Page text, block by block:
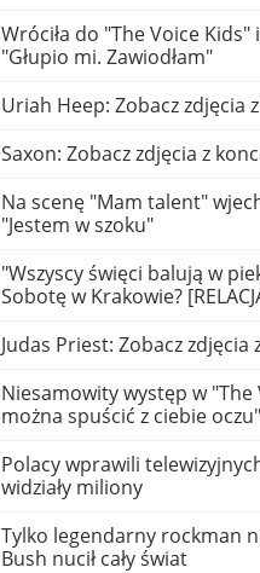
Wróciła do "The Voice Kids"
"Głupio mi. Zawiodłam"
Uriah Heep: Zobacz zdjęcia
Saxon: Zobacz zdjęcia z
Na scenę "Mam talent"
"Jestem w szoku"
"Wszyscy święci balują w
Sobotę w Krakowie?
Judas Priest: Zobacz
Niesamowity występ w "The
można spuścić z ciebie oczu"
Polacy wprawili
widziały miliony
Tylko legendarny rockman
Bush nucił cały świat